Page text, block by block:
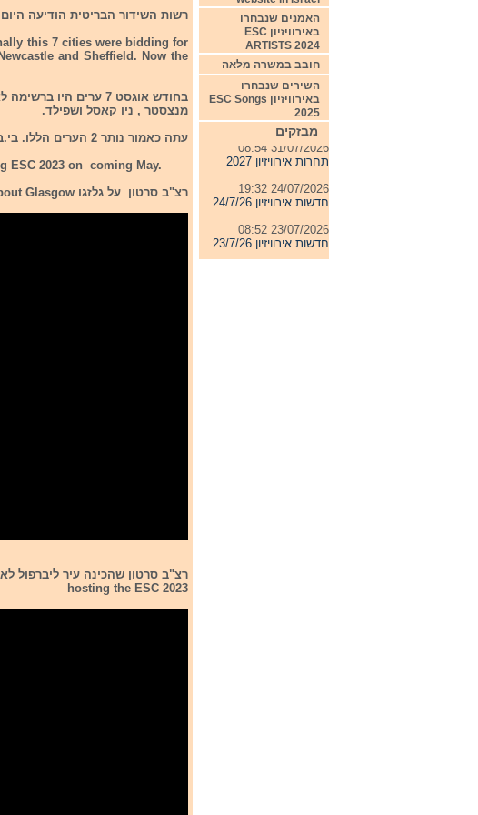
רשות השידור הבריטית הודיעה היום כי
this 7 cities were bidding for
and Sheffield. Now the
מנצסטר , ניו קאסל ושפילד.
עתה כאמור נותר 2 הערים הללו. בי.בי.סי יחד עם איגוד השידור האירופי יקבעו בסופו של דבר איזה עיר תארח את התחרות.
ESC 2023 on coming May.
רצ"ב סרטון על גלזגו I am enclosing a short video about Glasgow
hosting the ESC 2023
האמנים שנבחרו
באירוויזיון ESC
ARTISTS 2024
חובב במשרה מלאה
השירים שנבחרו
באירוויזיון ESC Songs
2025
מבזקים
04/08/2026 11:06
חדשות אירוויזיון 4/8/26
31/07/2026 08:54
תחרות אירוויזיון 2027
24/07/2026 19:32
חדשות אירוויזיון 24/7/26
23/07/2026 08:52
חדשות אירוויזיון 23/7/26